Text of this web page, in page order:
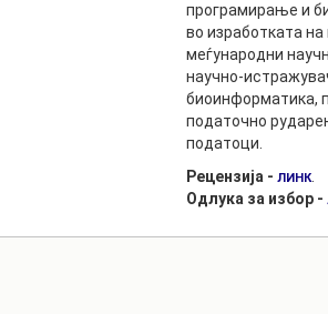
ФИНКИ LIVE
АЛУМНИ
програмирање и
во изработката
меѓународни
научно-
биоинформатика,
податочно
податоци.
Рецензија - ЛИНК.
Одлука за избор -